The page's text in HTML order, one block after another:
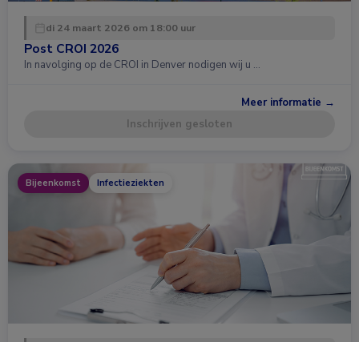
di 24 maart 2026 om 18:00 uur
Post CROI 2026
In navolging op de CROI in Denver nodigen wij u …
Meer informatie →
Inschrijven gesloten
Bijeenkomst Infectieziekten